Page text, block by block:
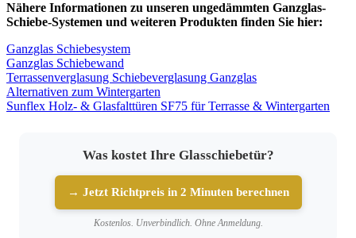
Nähere Informationen zu unseren ungedämmten Ganzglas-
Schiebe-Systemen und weiteren Produkten finden Sie hier:
Ganzglas Schiebesystem
Ganzglas Schiebewand
Terrassenverglasung Schiebeverglasung Ganzglas
Alternativen zum Wintergarten
Sunflex Holz- & Glasfalttüren SF75 für Terrasse & Wintergarten
Was kostet Ihre Glasschiebetür?
→ Jetzt Richtpreis in 2 Minuten berechnen
Kostenlos. Unverbindlich. Ohne Anmeldung.